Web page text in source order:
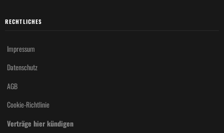
RECHTLICHES
Impressum
Datenschutz
AGB
Cookie-Richtlinie
Verträge hier kündigen